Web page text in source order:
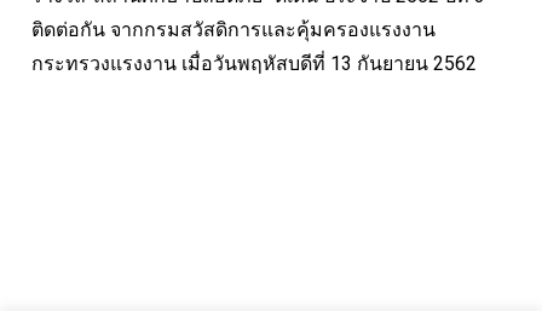
ติดต่อกัน จากกรมสวัสดิการและคุ้มครองแรงงาน
กระทรวงแรงงาน เมื่อวันพฤหัสบดีที่ 13 กันยายน 2562